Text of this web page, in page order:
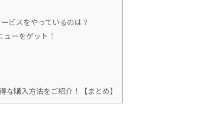
ビスをやっているのは？
ーをゲット！
購入方法をご紹介！【まとめ】